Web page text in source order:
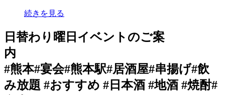
続きを見る
日替わり曜日イベントのご案
#熊本#宴会#熊本駅#居酒屋#串揚げ#飲
み放題 #おすすめ #日本酒 #地酒 #焼酎#